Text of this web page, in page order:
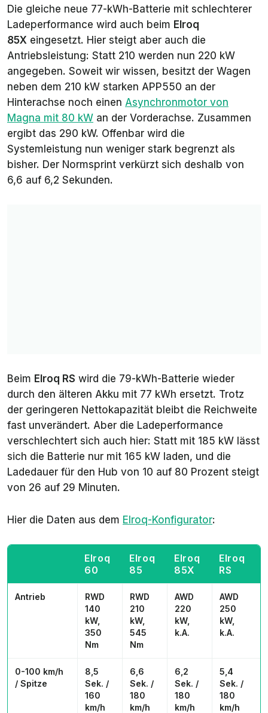
Die gleiche neue 77-kWh-Batterie mit schlechterer
Ladeperformance wird auch beim Elroq
85X eingesetzt. Hier steigt aber auch die
Antriebsleistung: Statt 210 werden nun 220 kW
angegeben. Soweit wir wissen, besitzt der Wagen
neben dem 210 kW starken APP550 an der
Hinterachse noch einen Asynchronmotor von
Magna mit 80 kW an der Vorderachse. Zusammen
ergibt das 290 kW. Offenbar wird die
Systemleistung nun weniger stark begrenzt als
bisher. Der Normsprint verkürzt sich deshalb von
6,6 auf 6,2 Sekunden.
Beim Elroq RS wird die 79-kWh-Batterie wieder
durch den älteren Akku mit 77 kWh ersetzt. Trotz
der geringeren Nettokapazität bleibt die Reichweite
fast unverändert. Aber die Ladeperformance
verschlechtert sich auch hier: Statt mit 185 kW lässt
sich die Batterie nur mit 165 kW laden, und die
Ladedauer für den Hub von 10 auf 80 Prozent steigt
von 26 auf 29 Minuten.
Hier die Daten aus dem Elroq-Konfigurator:
Elroq
60
Elroq
85
Elroq
85X
Elroq
RS
Antrieb
RWD
140
kW,
350
Nm
RWD
210
kW,
545
Nm
AWD
220
kW,
k.A.
AWD
250
kW,
k.A.
0-100 km/h
/ Spitze
8,5
Sek. /
160
km/h
6,6
Sek. /
180
km/h
6,2
Sek. /
180
km/h
5,4
Sek. /
180
km/h